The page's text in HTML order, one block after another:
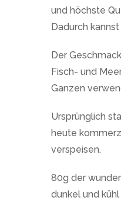
und höchste
Dadurch
Der
Fisch- und
Ganzen
Ursprünglich
heute
verspeisen.
80g der
dunkel und